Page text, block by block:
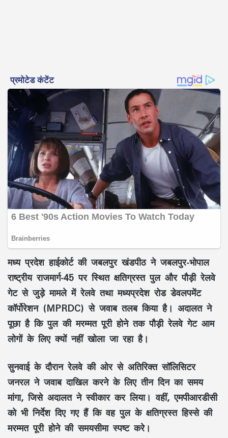
मध्य प्रदेश हाईकोर्ट की जबलपुर खंडपीठ ने जबलपुर-भोपाल
राष्ट्रीय राजमार्ग-45 पर स्थित क्षतिग्रस्त पुल और पौड़ी रेलवे
गेट से जुड़े मामले में रेलवे तथा मध्यप्रदेश रोड डेवलपमेंट
कॉर्पोरेशन (MPRDC) से जवाब तलब किया है। अदालत ने
पूछा है कि पुल की मरम्मत पूरी होने तक पौड़ी रेलवे गेट आम
लोगों के लिए क्यों नहीं खोला जा रहा है।
सुनवाई के दौरान रेलवे की ओर से अतिरिक्त सॉलिसिटर
जनरल ने जवाब दाखिल करने के लिए तीन दिन का समय
मांगा, जिसे अदालत ने स्वीकार कर लिया। वहीं, एमपीआरडीसी
को भी निर्देश दिए गए हैं कि वह पुल के क्षतिग्रस्त हिस्से की
मरम्मत पूरी होने की समयसीमा स्पष्ट करे।